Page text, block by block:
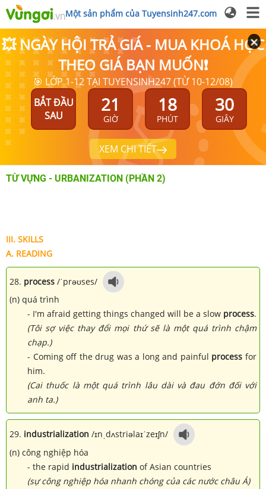
Một sản phẩm của Tuyensinh247.com
💥 NGÀY HỘI TRẢ GIÁ - MUA KHOÁ HỌC
THEO GIÁ BẠN MUỐN❗
🎯 LỚP 1-12 TẠI TUYENSINH247 (TỪ 10-12/08)
BẮT ĐẦU
SAU
21
GIỜ
18
PHÚT
29
GIÂY
XEM CHI TIẾT
TỪ VỰNG - URBANIZATION (PHẦN 2)
III. SKILLS
A. READING
28. process /ˈprəʊses/
(n) quá trình
- I'm afraid getting things changed will be a slow process.
(Tôi sợ việc thay đổi mọi thứ sẽ là một quá trình chậm
chạp.)
- Coming off the drug was a long and painful process for
him.
(Cai thuốc là một quá trình lâu dài và đau đớn đối với
anh ta.)
29. industrialization /ɪnˌdʌstriəlaɪˈzeɪʃn/
(n) công nghiệp hóa
- the rapid industrialization of Asian countries
(sự công nghiệp hóa nhanh chóng của các nước châu Á)